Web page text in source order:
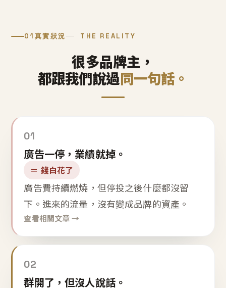
01 真實狀況 THE REALITY
很多品牌主，
都跟我們說過同一句話。
01
廣告一停，業績就掉。
＝ 錢白花了
廣告費持續燃燒，但停投之後什麼都沒留
下。進來的流量，沒有變成品牌的資產。
查看相關文章 →
02
群開了，但沒人說話。